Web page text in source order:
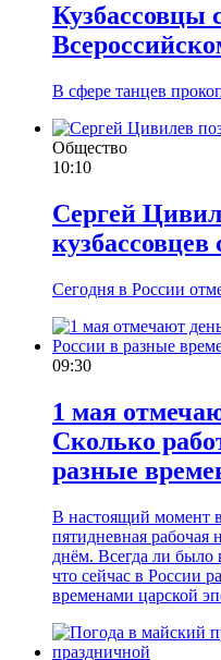
Кузбассовцы
В сфере танцев
Общество
10:10
Сергей
Сегодня в России
09:30
1 мая
Сколько
разные
В настоящий момент
пятидневная рабочая
днём. Всегда ли было
что сейчас в России
временами царской